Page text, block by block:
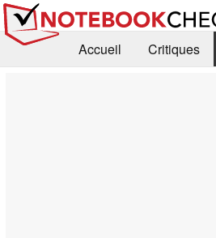
Accueil Critiques